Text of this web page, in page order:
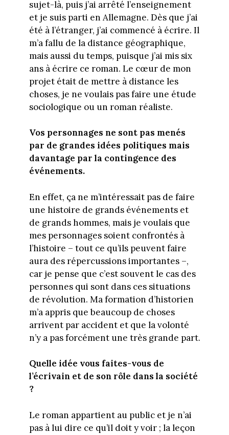
sujet-là, puis j’ai arrêté l’enseignement
et je suis parti en Allemagne. Dès que j’ai
été à l’étranger, j’ai commencé à écrire. Il
m’a fallu de la distance géographique,
mais aussi du temps, puisque j’ai mis six
ans à écrire ce roman. Le cœur de mon
projet était de mettre à distance les
choses, je ne voulais pas faire une étude
sociologique ou un roman réaliste.
Vos personnages ne sont pas menés
par de grandes idées politiques mais
davantage par la contingence des
événements.
En effet, ça ne m’intéressait pas de faire
une histoire de grands événements et
de grands hommes, mais je voulais que
mes personnages soient confrontés à
l’histoire – tout ce qu’ils peuvent faire
aura des répercussions importantes –,
car je pense que c’est souvent le cas des
personnes qui sont dans ces situations
de révolution. Ma formation d’historien
m’a appris que beaucoup de choses
arrivent par accident et que la volonté
n’y a pas forcément une très grande part.
Quelle idée vous faites-vous de
l’écrivain et de son rôle dans la société
?
Le roman appartient au public et je n’ai
pas à lui dire ce qu’il doit y voir ; la leçon